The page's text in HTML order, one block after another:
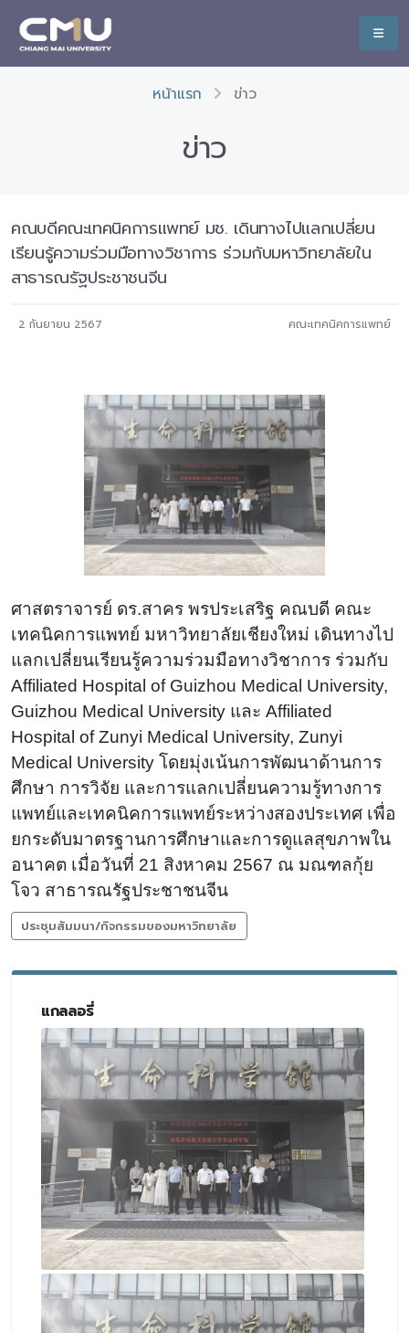
หน้าแรก ข่าว
ข่าว
คณบดีคณะเทคนิคการแพทย์ มช. เดินทางไปแลกเปลี่ยน
เรียนรู้ความร่วมมือทางวิชาการ ร่วมกับมหาวิทยาลัยใน
สาธารณรัฐประชาชนจีน
2 กันยายน 2567 คณะเทคนิคการแพทย์
ศาสตราจารย์ ดร.สาคร พรประเสริฐ คณบดี คณะ
เทคนิคการแพทย์ มหาวิทยาลัยเชียงใหม่ เดินทางไป
แลกเปลี่ยนเรียนรู้ความร่วมมือทางวิชาการ ร่วมกับ
Affiliated Hospital of Guizhou Medical University,
Guizhou Medical University และ Affiliated
Hospital of Zunyi Medical University, Zunyi
Medical University โดยมุ่งเน้นการพัฒนาด้านการ
ศึกษา การวิจัย และการแลกเปลี่ยนความรู้ทางการ
แพทย์และเทคนิคการแพทย์ระหว่างสองประเทศ เพื่อ
ยกระดับมาตรฐานการศึกษาและการดูแลสุขภาพใน
อนาคต เมื่อวันที่ 21 สิงหาคม 2567 ณ มณฑลกุ้ย
โจว สาธารณรัฐประชาชนจีน
ประชุมสัมมนา/กิจกรรมของมหาวิทยาลัย
แกลลอรี่